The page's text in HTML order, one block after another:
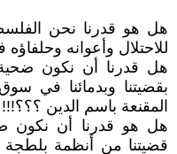
هل هو قدرنا نحن
للاحتلال وأعوانه
هل قدرنا أن نكون ضحية
بقضيتنا وبدمائنا في
المقنعة باسم الدين ؟؟؟!!!
هل هو قدرنا أن نكون
قضيتنا من أنظمة